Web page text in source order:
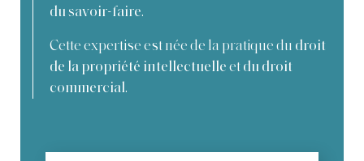
du savoir-faire.
Cette expertise est née de la pratique du droit
de la propriété intellectuelle et du droit
commercial.